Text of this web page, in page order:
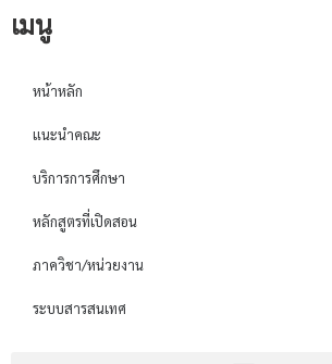
เมนู
หน้าหลัก
แนะนำคณะ
บริการการศึกษา
หลักสูตรที่เปิดสอน
ภาควิชา/หน่วยงาน
ระบบสารสนเทศ